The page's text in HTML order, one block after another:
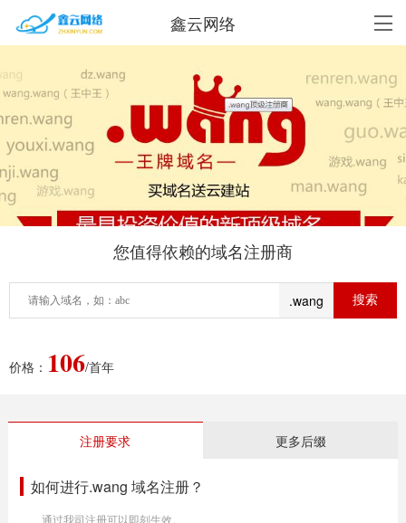
鑫云网络
您值得依赖的域名注册商
.wang
价格： 106/首年
注册要求 更多后缀
如何进行.wang 域名注册？
通过我司注册可以即刻生效。